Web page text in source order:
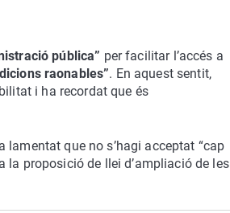
pública” per facilitar l’accés a
raonables”. En aquest sentit,
i ha recordat que és
lamentat que no s’hagi acceptat “cap
la proposició de llei d’ampliació de les